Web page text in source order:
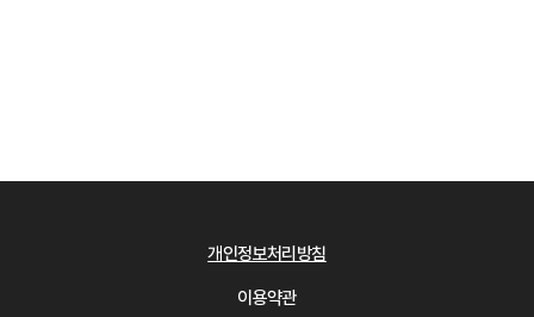
개인정보처리방침
이용약관